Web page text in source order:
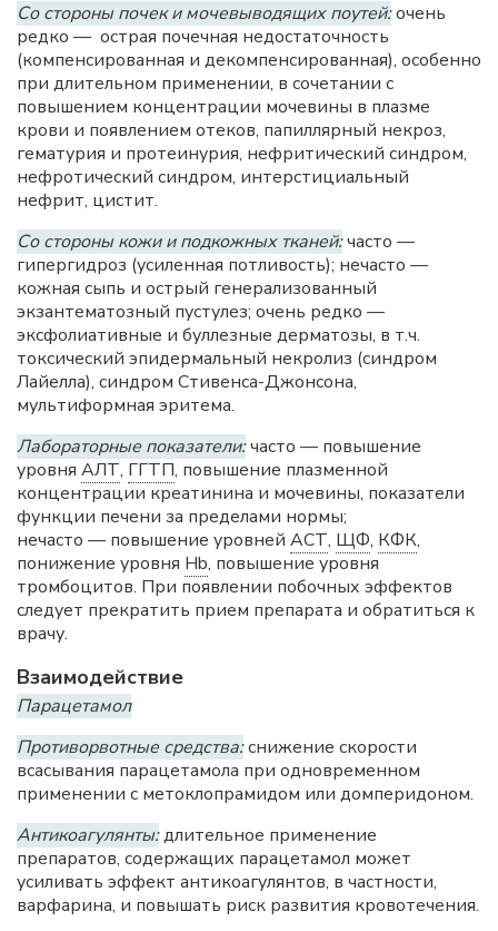
Со стороны почек и мочевыводящих поутей:очень
редко — острая почечная недостаточность
(компенсированная и декомпенсированная), особенно
при длительном применении, в сочетании с
повышением концентрации мочевины в плазме
крови и появлением отеков, папиллярный некроз,
гематурия и протеинурия, нефритический синдром,
нефротический синдром, интерстициальный
нефрит, цистит.
Со стороны кожи и подкожных тканей:часто —
гипергидроз (усиленная потливость); нечасто —
кожная сыпь и острый генерализованный
экзантематозный пустулез; очень редко —
эксфолиативные и буллезные дерматозы, в т.ч.
токсический эпидермальный некролиз (синдром
Лайелла), синдром Стивенса-Джонсона,
мультиформная эритема.
Лабораторные показатели:часто — повышение
уровня АЛТ, ГГТП, повышение плазменной
концентрации креатинина и мочевины, показатели
функции печени за пределами нормы;
нечасто — повышение уровней АСТ, ЩФ, КФК,
понижение уровня Hb, повышение уровня
тромбоцитов. При появлении побочных эффектов
следует прекратить прием препарата и обратиться к
врачу.
Взаимодействие
Парацетамол
Противорвотные средства:снижение скорости
всасывания парацетамола при одновременном
применении с метоклопрамидом или домперидоном.
Антикоагулянты:длительное применение
препаратов, содержащих парацетамол может
усиливать эффект антикоагулянтов, в частности,
варфарина, и повышать риск развития кровотечения.